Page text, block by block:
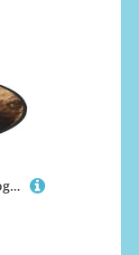
ZAQXSWCDEV Tier Groundhog Halloween Hut - Gruseliges Party-Kostüm-Zubehör mit Volldruck-Design - Leichter faltbarer Hexenhut für Halloween, Karneval, Maskerade & Rollenspiel-Events